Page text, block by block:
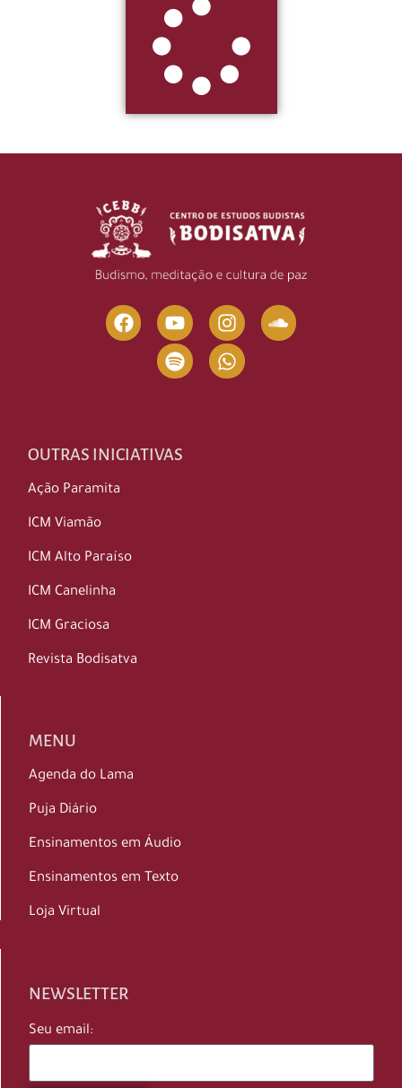
OUTRAS INICIATIVAS
Ação Paramita
ICM Viamão
ICM Alto Paraíso
ICM Canelinha
ICM Graciosa
Revista Bodisatva
MENU
Agenda do Lama
Puja Diário
Ensinamentos em Áudio
Ensinamentos em Texto
Loja Virtual
NEWSLETTER
Seu email: